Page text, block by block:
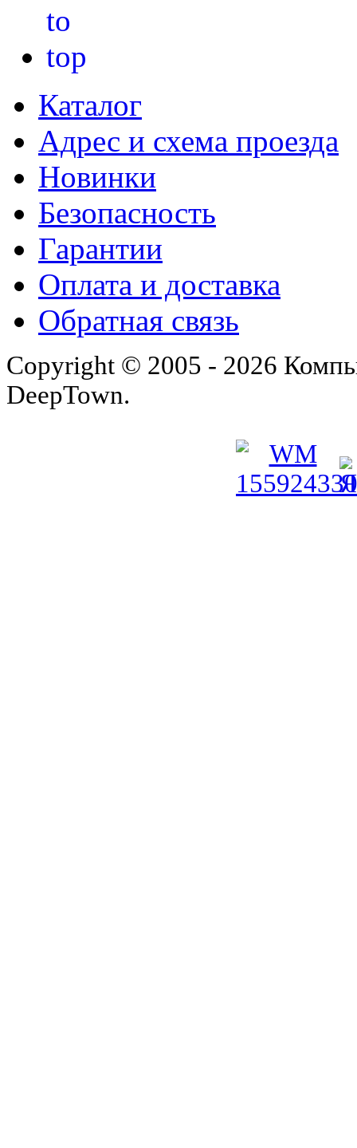
Каталог
Адрес и схема проезда
Новинки
Безопасность
Гарантии
Оплата и доставка
Обратная связь
Copyright © 2005 - 2026
DeepTown.